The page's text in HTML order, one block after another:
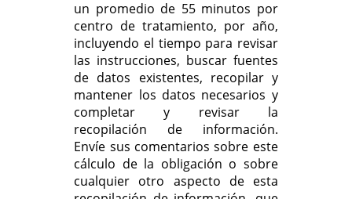
un promedio de 55 minutos por
centro de tratamiento, por año,
incluyendo el tiempo para revisar
las instrucciones, buscar fuentes
de datos existentes, recopilar y
mantener los datos necesarios y
completar y revisar la
recopilación de información.
Envíe sus comentarios sobre este
cálculo de la obligación o sobre
cualquier otro aspecto de esta